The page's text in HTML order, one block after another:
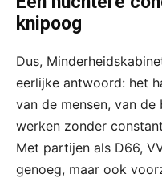
knipoog
Dus,
eerlijke antwoord: het
van de mensen, van
werken zonder
Met partijen als D66,
genoeg, maar ook